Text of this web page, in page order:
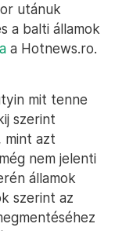
utánuk
a balti államok
a Hotnews.ro.
mit tenne
szerint
mint azt
nem jelenti
államok
szerint az